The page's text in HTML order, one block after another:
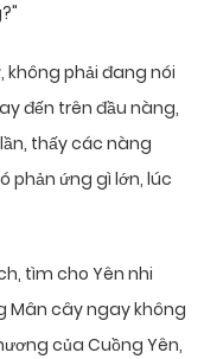
không phải đang nói
đến trên đầu nàng,
thấy các nàng
phản ứng gì lớn, lúc
tìm cho Yên nhi
Mân cây ngay không
của Cuồng Yên,